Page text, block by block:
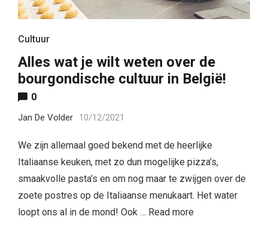
Cultuur
Alles wat je wilt weten over de
bourgondische cultuur in België!
0
Jan De Volder 10/12/2021
We zijn allemaal goed bekend met de heerlijke
Italiaanse keuken, met zo dun mogelijke pizza’s,
smaakvolle pasta’s en om nog maar te zwijgen over de
zoete postres op de Italiaanse menukaart. Het water
loopt ons al in de mond! Ook … Read more